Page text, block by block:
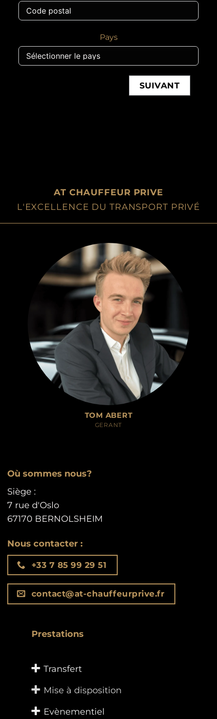
Pays
SUIVANT
AT CHAUFFEUR PRIVE
L'EXCELLENCE DU TRANSPORT PRIVÉ
TOM ABERT
GERANT
Où sommes nous?
Siège :
7 rue d'Oslo
67170 BERNOLSHEIM
Nous contacter :‌
+33 7 85 99 29 51
contact@at-chauffeurprive.fr
Prestations
Transfert
Mise à disposition
Evènementiel